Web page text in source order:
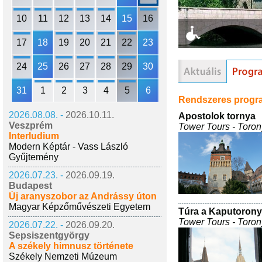
10 11 12 13 14 15 16
17 18 19 20 21 22 23
24 25 26 27 28 29 30
31 1 2 3 4 5 6
2026.08.08. - 2026.10.11.
Veszprém
Interludium
Modern Képtár - Vass László
Gyűjtemény
2026.07.23. - 2026.09.19.
Budapest
Új aranyszobor az Andrássy úton
Magyar Képzőművészeti Egyetem
2026.07.22. - 2026.09.20.
Sepsiszentgyörgy
A székely himnusz története
Székely Nemzeti Múzeum
Rendszeres
Apostolok tornya
Tower Tours -
Túra a
Tower Tours -